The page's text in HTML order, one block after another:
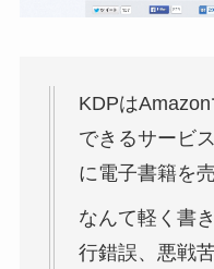
KDPは
できるサービ
に電子書籍を
なんて軽く書
行錯誤、悪戦